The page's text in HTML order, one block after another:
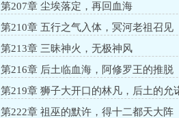
第207章 尘埃落定，再回血海
第210章 五行之气入体，冥河老祖召见
第213章 三昧神火，无极神风
第216章 后土临血海，阿修罗王的推脱
第219章 狮子大开口的林凡，后土的允
第222章 祖巫的默许，得十二都天大阵